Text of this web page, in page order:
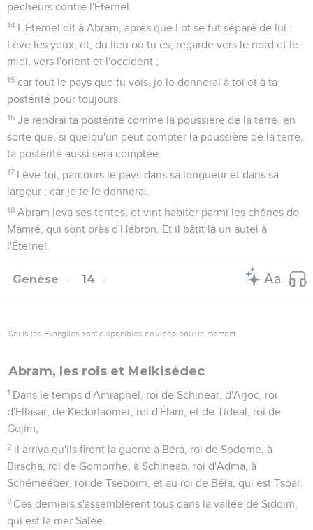
pécheurs contre l'Éternel.
14 L'Éternel dit à Abram, après que Lot se fut séparé de lui :
Lève les yeux, et, du lieu où tu es, regarde vers le nord et le
midi, vers l'orient et l'occident ;
15 car tout le pays que tu vois, je le donnerai à toi et à ta
postérité pour toujours.
16 Je rendrai ta postérité comme la poussière de la terre, en
sorte que, si quelqu'un peut compter la poussière de la terre,
ta postérité aussi sera comptée.
17 Lève-toi, parcours le pays dans sa longueur et dans sa
largeur ; car je te le donnerai.
18 Abram leva ses tentes, et vint habiter parmi les chênes de
Mamré, qui sont près d'Hébron. Et il bâtit là un autel à
l'Éternel.
Genèse 14
Seuls les Évangiles sont disponibles en vidéo pour le moment.
Abram, les rois et Melkisédec
1 Dans le temps d'Amraphel, roi de Schinear, d'Arjoc, roi
d'Ellasar, de Kedorlaomer, roi d'Élam, et de Tideal, roi de
Gojim,
2 il arriva qu'ils firent la guerre à Béra, roi de Sodome, à
Birscha, roi de Gomorrhe, à Schineab, roi d'Adma, à
Schémeéber, roi de Tseboïm, et au roi de Béla, qui est Tsoar.
3 Ces derniers s'assemblèrent tous dans la vallée de Siddim,
qui est la mer Salée.